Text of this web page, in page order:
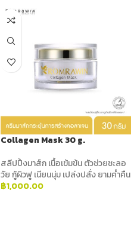
Collagen Mask 30 g.
สลีปปิ้งมาส์ก เนื้อเข้มข้น ตัวช่วยชะลอ
วัย กู้ผิวฟู เนียนนุ่ม เปล่งปลั่ง ยามค่ำคืน
฿1,000.00